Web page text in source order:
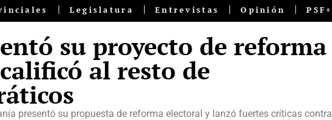
Legislatura Entrevistas Opinión PSF+
su proyecto de reforma
al resto de
presentó su propuesta de reforma electoral y lanzó fuertes críticas contra